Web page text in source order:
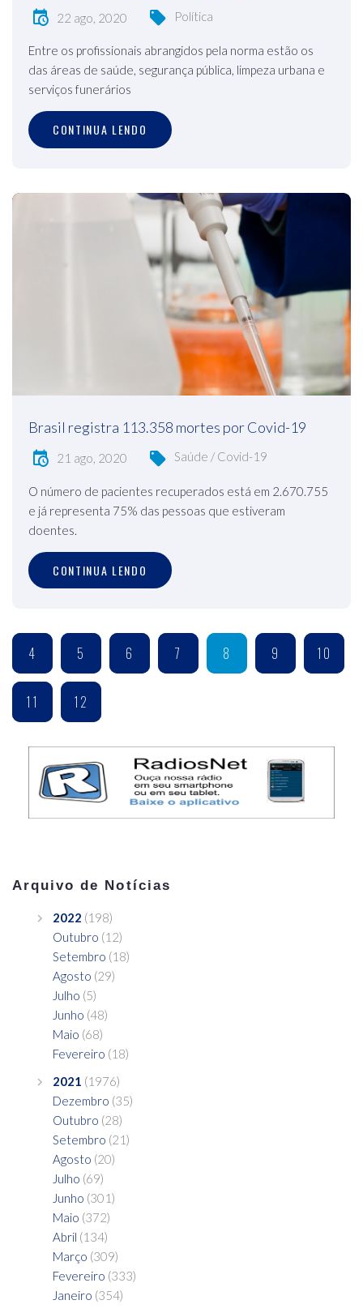
22 ago, 2020 Política
Entre os profissionais abrangidos pela norma estão os
das áreas de saúde, segurança pública, limpeza urbana e
serviços funerários
CONTINUA LENDO
Brasil registra 113.358 mortes por Covid-19
21 ago, 2020 Saúde / Covid-19
O número de pacientes recuperados está em 2.670.755
e já representa 75% das pessoas que estiveram
doentes.
CONTINUA LENDO
4 5 6 7 8 9 10
11 12
Arquivo de Notícias
2022 (198)
Outubro (12)
Setembro (18)
Agosto (29)
Julho (5)
Junho (48)
Maio (68)
Fevereiro (18)
2021 (1976)
Dezembro (35)
Outubro (28)
Setembro (21)
Agosto (20)
Julho (69)
Junho (301)
Maio (372)
Abril (134)
Março (309)
Fevereiro (333)
Janeiro (354)